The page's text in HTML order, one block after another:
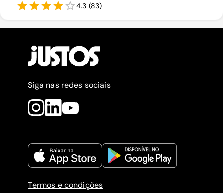
4.3 (83)
Siga nas redes sociais
Termos e condições